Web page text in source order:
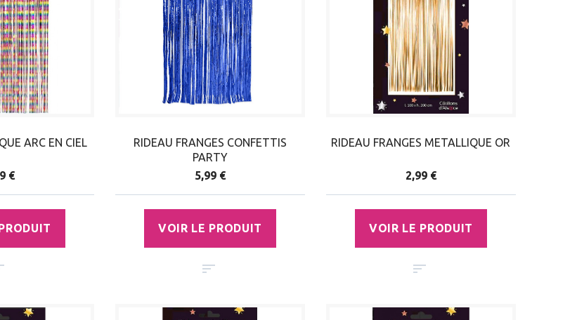
ARC EN CIEL
€
RIDEAU FRANGES CONFETTIS
PARTY
5,99 €
VOIR LE PRODUIT
RIDEAU FRANGES METALLIQUE OR
2,99 €
VOIR LE PRODUIT